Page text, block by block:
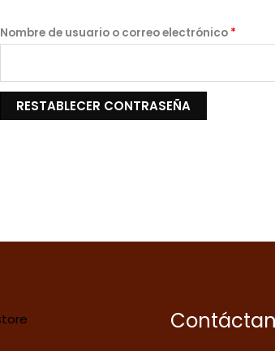
Nombre de usuario o correo electrónico *
RESTABLECER CONTRASEÑA